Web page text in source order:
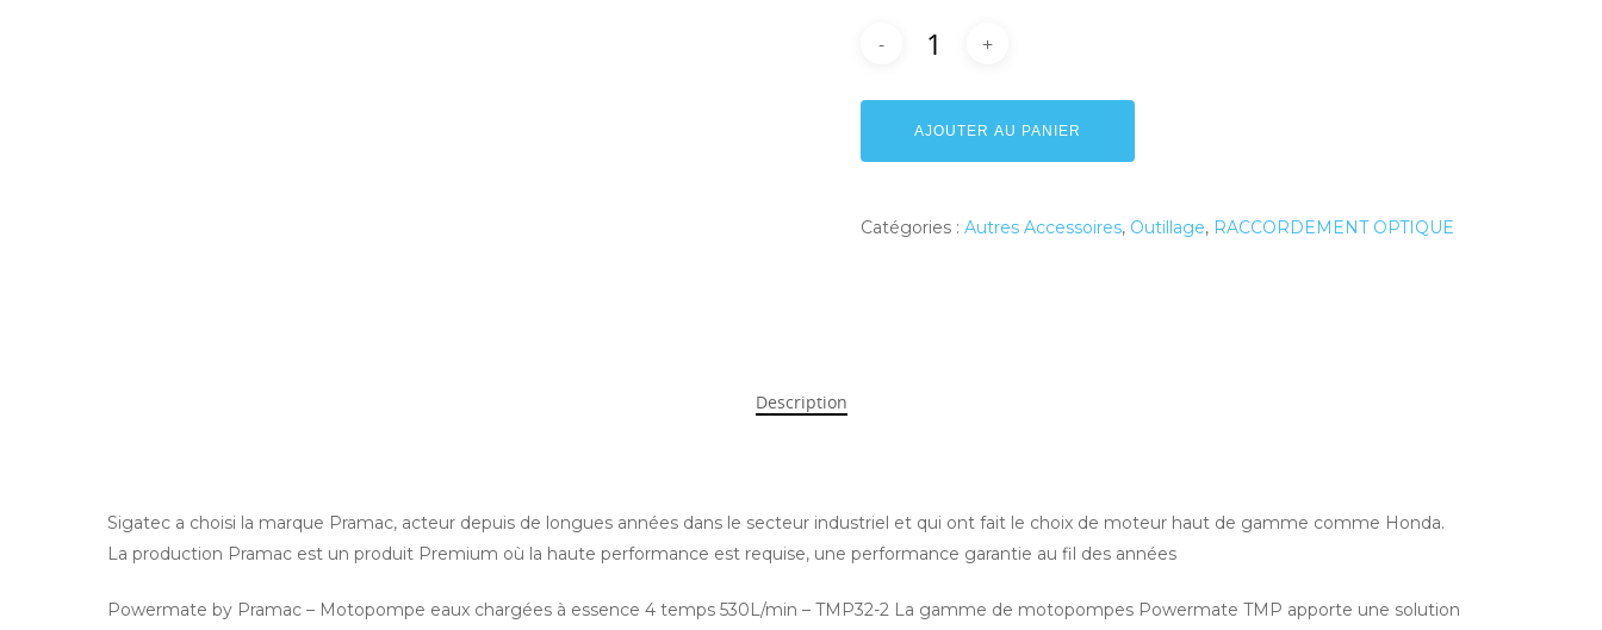
AJOUTER AU PANIER
Catégories : Autres Accessoires, Outillage, RACCORDEMENT OPTIQUE
Description
Sigatec a choisi la marque Pramac, acteur depuis de longues années dans le secteur industriel et qui ont fait le choix de moteur haut de gamme comme Honda.
La production Pramac est un produit Premium où la haute performance est requise, une performance garantie au fil des années
Powermate by Pramac – Motopompe eaux chargées à essence 4 temps 530L/min – TMP32-2 La gamme de motopompes Powermate TMP apporte une solution